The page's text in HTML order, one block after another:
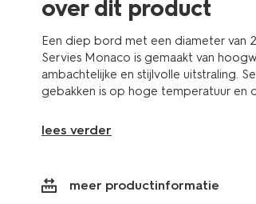
over dit product
Een diep bord met een diameter van
Servies Monaco is gemaakt van
ambachtelijke en stijlvolle uitstraling.
gebakken is op hoge temperatuur en
lees verder
meer productinformatie